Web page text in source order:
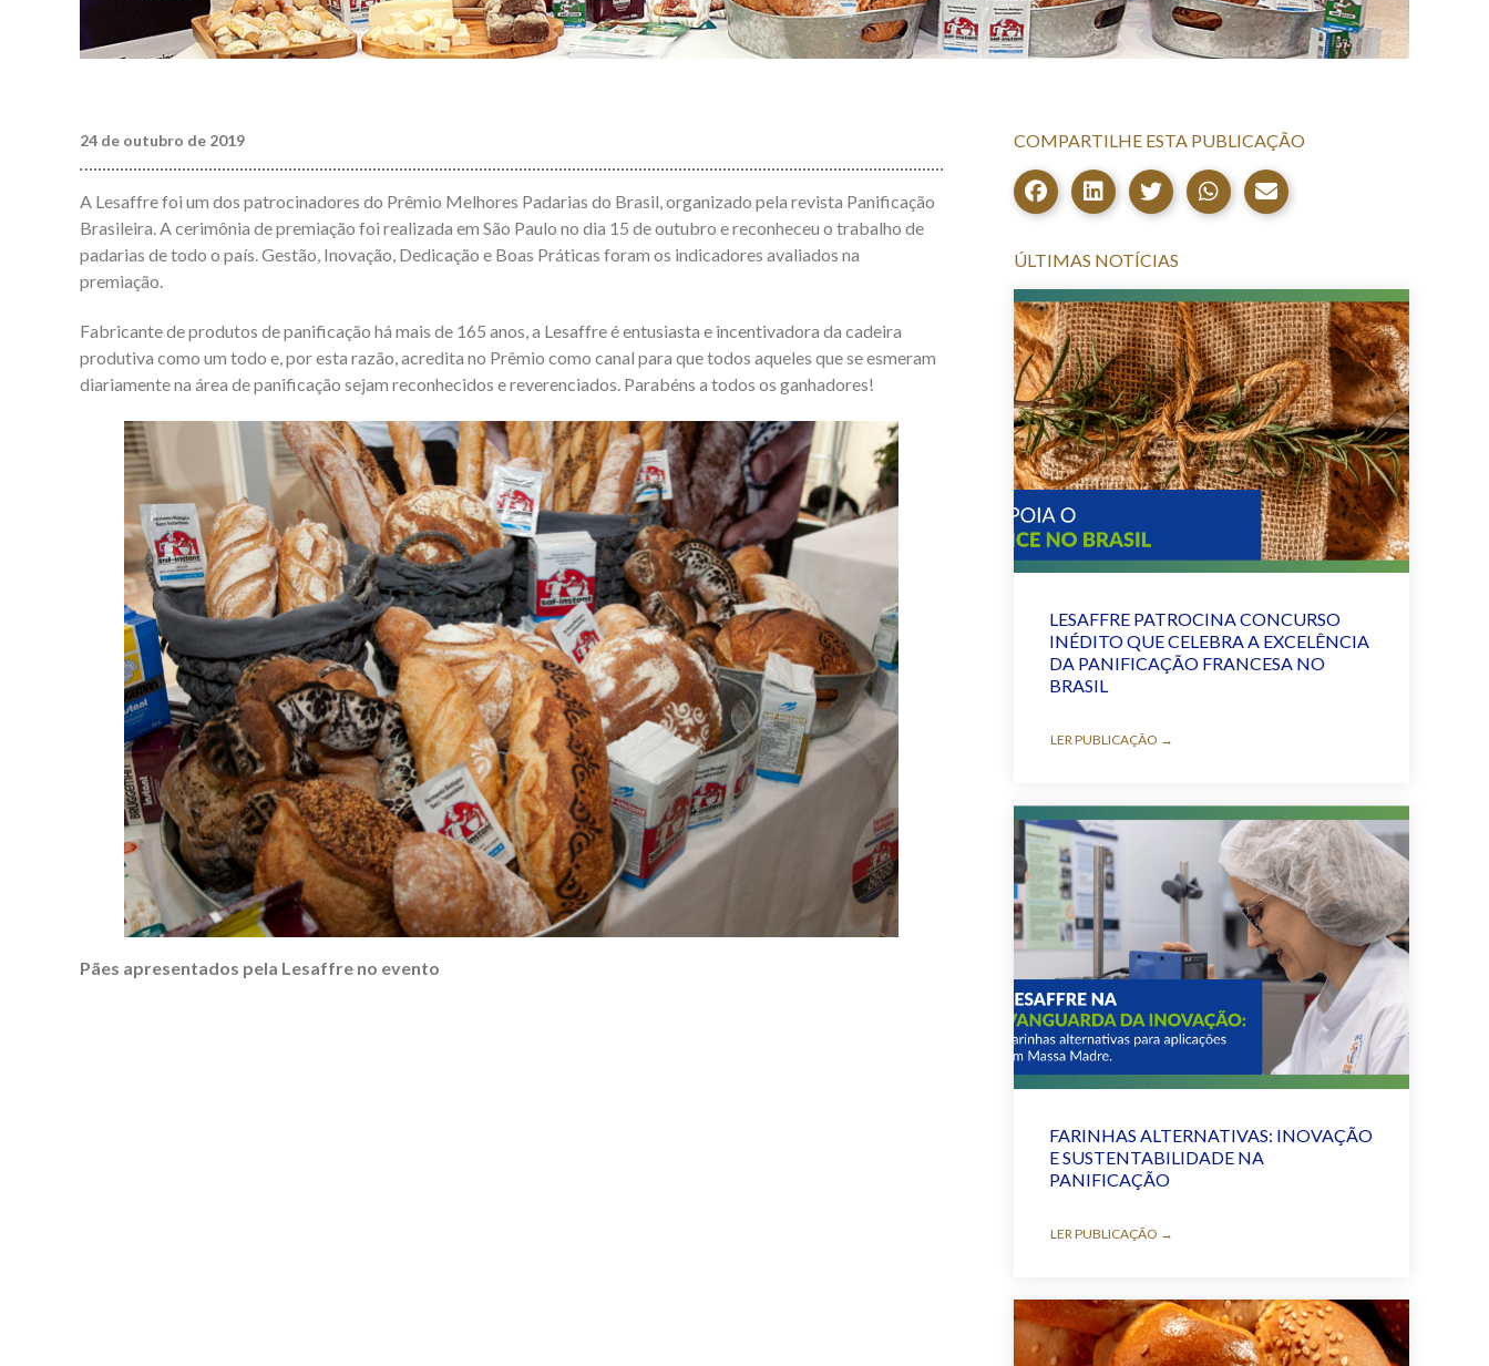
24 de outubro de 2019
A Lesaffre foi um dos patrocinadores do Prêmio Melhores Padarias do Brasil, organizado pela revista Panificação
Brasileira. A cerimônia de premiação foi realizada em São Paulo no dia 15 de outubro e reconheceu o trabalho de
padarias de todo o país. Gestão, Inovação, Dedicação e Boas Práticas foram os indicadores avaliados na
premiação.
Fabricante de produtos de panificação há mais de 165 anos, a Lesaffre é entusiasta e incentivadora da cadeira
produtiva como um todo e, por esta razão, acredita no Prêmio como canal para que todos aqueles que se esmeram
diariamente na área de panificação sejam reconhecidos e reverenciados. Parabéns a todos os ganhadores!
Pães apresentados pela Lesaffre no evento
COMPARTILHE ESTA PUBLICAÇÃO
ÚLTIMAS NOTÍCIAS
LESAFFRE PATROCINA CONCURSO
INÉDITO QUE CELEBRA A EXCELÊNCIA
DA PANIFICAÇÃO FRANCESA NO
BRASIL
LER PUBLICAÇÃO →
FARINHAS ALTERNATIVAS: INOVAÇÃO
E SUSTENTABILIDADE NA
PANIFICAÇÃO
LER PUBLICAÇÃO →